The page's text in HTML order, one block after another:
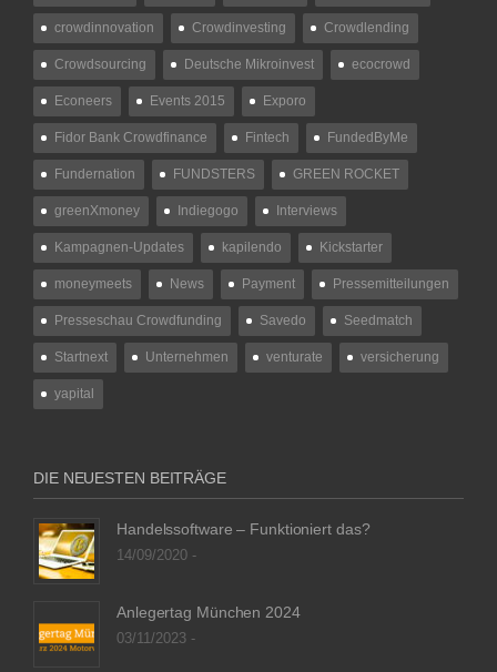
crowdinnovation Crowdinvesting Crowdlending
Crowdsourcing Deutsche Mikroinvest ecocrowd
Econeers Events 2015 Exporo
Fidor Bank Crowdfinance Fintech FundedByMe
Fundernation FUNDSTERS GREEN ROCKET
greenXmoney Indiegogo Interviews
Kampagnen-Updates kapilendo Kickstarter
moneymeets News Payment Pressemitteilungen
Presseschau Crowdfunding Savedo Seedmatch
Startnext Unternehmen venturate versicherung
yapital
DIE NEUESTEN BEITRÄGE
Handelssoftware – Funktioniert das?
14/09/2020 -
Anlegertag München 2024
03/11/2023 -